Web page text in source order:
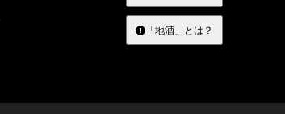
「地酒」とは？